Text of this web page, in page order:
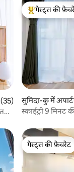
5 में से 4.97, 35
गेस्ट्स का टॉप
गेस्ट्स की
सुमिदा-कु में
स्काईट्री 9 मिनट
गेस्ट्स की फ़ेवरेट
गेस्ट्स की फ़ेवरेट